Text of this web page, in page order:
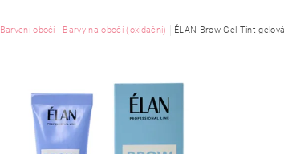
Barvení obočí Barvy na obočí (oxidační) ÉLAN Brow Gel Tint